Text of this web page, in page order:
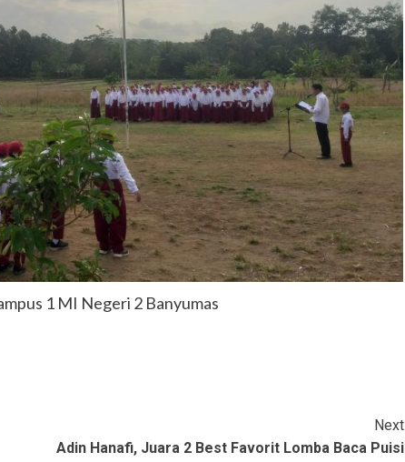
1 MI Negeri 2 Banyumas
Next
Adin Hanafi, Juara 2 Best Favorit Lomba Baca Puisi